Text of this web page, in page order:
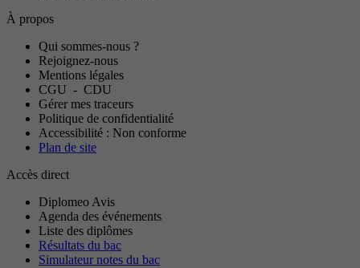
À propos
Qui sommes-nous ?
Rejoignez-nous
Mentions légales
CGU - CDU
Gérer mes traceurs
Politique de confidentialité
Accessibilité : Non conforme
Plan de site
Accès direct
Diplomeo Avis
Agenda des événements
Liste des diplômes
Résultats du bac
Simulateur notes du bac